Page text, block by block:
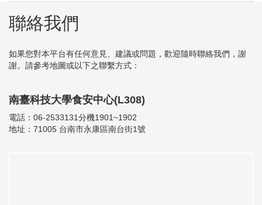
聯絡我們
如果您對本平台有任何意見、建議或問題，歡迎隨時聯絡我們，謝
謝。請參考地圖或以下之聯繫方式：
南臺科技大學食安中心(L308)
電話：06-2533131分機1901~1902
地址：71005 台南市永康區南台街1號